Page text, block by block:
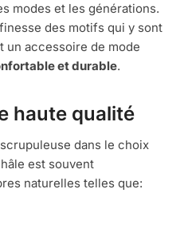
modes et les générations.
des motifs qui y sont
un accessoire de mode
et durable.
haute qualité
dans le choix
est souvent
naturelles telles que: